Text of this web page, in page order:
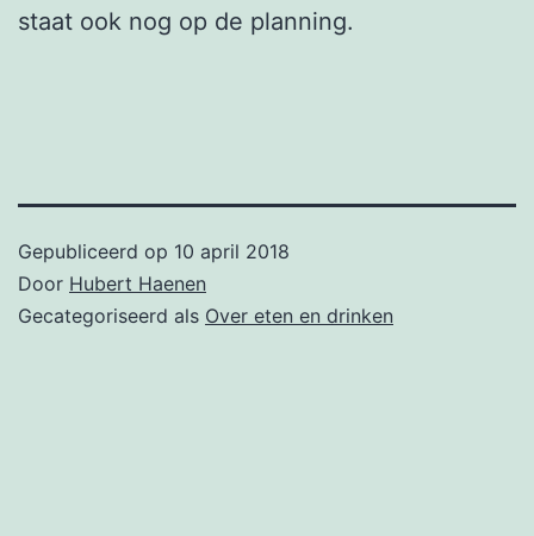
staat ook nog op de planning.
Gepubliceerd op 10 april 2018
Door Hubert Haenen
Gecategoriseerd als Over eten en drinken